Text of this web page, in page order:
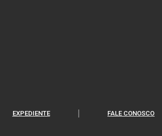
EXPEDIENTE FALE CONOSCO